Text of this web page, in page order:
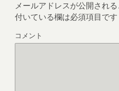
メールアドレスが公開される
付いている欄は必須項目です
コメント